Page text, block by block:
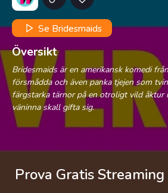
Se Bridesmaids
Översikt
Bridesmaids är en amerikansk komedi
försmådda och även panka tjejen som
färgstarka tärnor på en otroligt vild åktur
väninna skall gifta sig.
Prova Gratis Streaming